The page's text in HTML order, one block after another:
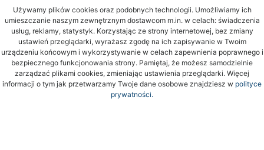
Używamy plików cookies oraz podobnych technologii. Umożliwiamy ich
umieszczanie naszym zewnętrznym dostawcom m.in. w celach: świadczenia
usług, reklamy, statystyk. Korzystając ze strony internetowej, bez zmiany
ustawień przeglądarki, wyrażasz zgodę na ich zapisywanie w Twoim
urządzeniu końcowym i wykorzystywanie w celach zapewnienia poprawnego i
bezpiecznego funkcjonowania strony. Pamiętaj, że możesz samodzielnie
zarządzać plikami cookies, zmieniając ustawienia przeglądarki. Więcej
informacji o tym jak przetwarzamy Twoje dane osobowe znajdziesz w polityce
prywatności.